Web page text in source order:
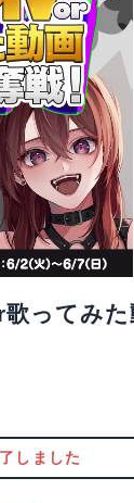
ってみた
しました